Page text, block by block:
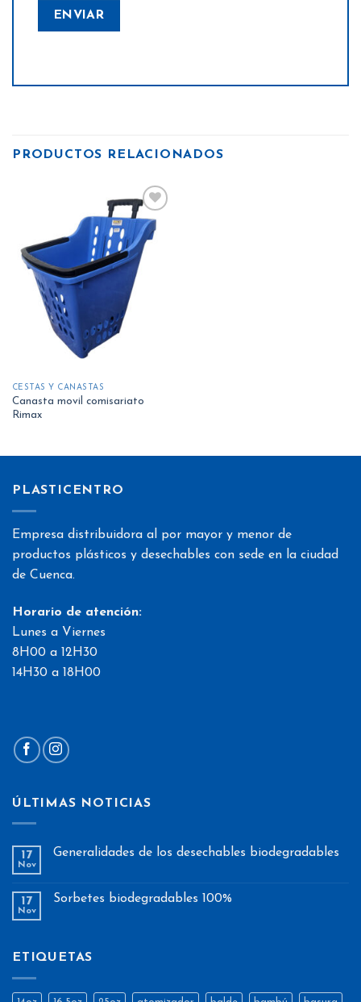
PRODUCTOS RELACIONADOS
Añadir
CESTAS Y CANASTAS
Canasta movil comisariato
Rimax
PLASTICENTRO
Empresa distribuidora al por mayor y menor de
productos plásticos y desechables con sede en la ciudad
de Cuenca.
Horario de atención:
Lunes a Viernes
8H00 a 12H30
14H30 a 18H00
ÚLTIMAS NOTICIAS
17
Nov
Generalidades de los desechables biodegradables
17
Nov
Sorbetes biodegradables 100%
ETIQUETAS